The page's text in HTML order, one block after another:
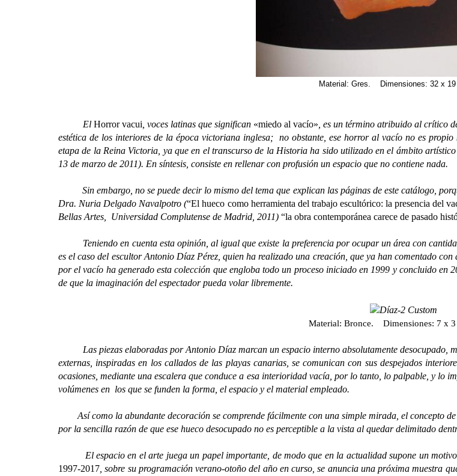
Material: Gres. Dimensiones: 32 x 19
El Horror vacui , voces latinas que significan «miedo al vacío» , es un término atribuido al crítico
estética de los interiores de la época victoriana inglesa; no obstante, ese horror al vacío no es
etapa de la Reina Victoria, ya que en el transcurso de la Historia ha sido utilizado en el ámbito
13 de marzo de 2011). En síntesis, consiste en rellenar con profusión un espacio que no contiene nada.
Sin embargo, no se puede decir lo mismo del tema que explican las páginas de este catálogo,
Dra. Nuria Delgado Navalpotro (“El hueco como herramienta del trabajo escultórico: la presencia del
Bellas Artes, Universidad Complutense de Madrid, 2011) “la obra contemporánea carece de pasado
Teniendo en cuenta esta opinión, al igual que existe la preferencia por ocupar un área con
es el caso del escultor Antonio Díaz Pérez, quien ha realizado una creación, que ya han comentado
por el vacío ha generado esta colección que engloba todo un proceso iniciado en 1999 y concluido en
de que la imaginación del espectador pueda volar libremente.
Material: Bronce. Dimensiones: 7 x 3
Las piezas elaboradas por Antonio Díaz marcan un espacio interno absolutamente desocupado,
externas, inspiradas en los callados de las playas canarias, se comunican con sus despejados
ocasiones, mediante una escalera que conduce a esa interioridad vacía, por lo tanto, lo palpable, y lo
volúmenes en los que se funden la forma, el espacio y el material empleado.
Así como la abundante decoración se comprende fácilmente con una simple mirada, el concepto
por la sencilla razón de que ese hueco desocupado no es perceptible a la vista al quedar delimitado
El espacio en el arte juega un papel importante, de modo que en la actualidad supone un
1997-2017 , sobre su programación verano-otoño del año en curso, se anuncia una próxima muestra